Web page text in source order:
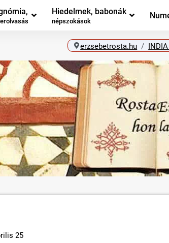
Hiedelmek, babonák
népszokások
erzsebetrosta.hu
25